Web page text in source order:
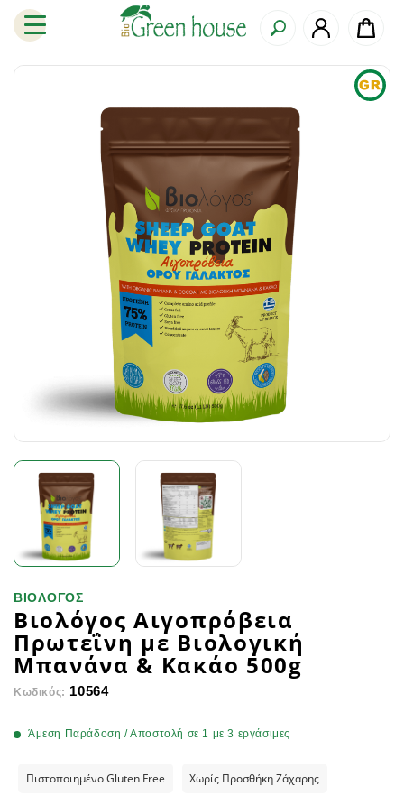
ΒΙΟΛΟΓΟΣ
Βιολόγος Αιγοπρόβεια
Πρωτεΐνη με Βιολογική
Μπανάνα & Κακάο 500g
Κωδικός: 10564
Άμεση Παράδοση / Αποστολή σε 1 με 3 εργάσιμες
Πιστοποιημένο Gluten Free Χωρίς Προσθήκη Ζάχαρης